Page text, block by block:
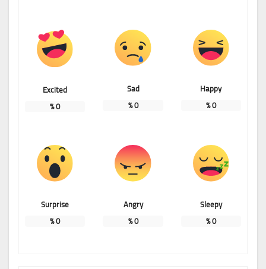
Happy
0
%
Sad
0
%
Excited
0
%
Sleepy
0
%
Angry
0
%
Surprise
0
%